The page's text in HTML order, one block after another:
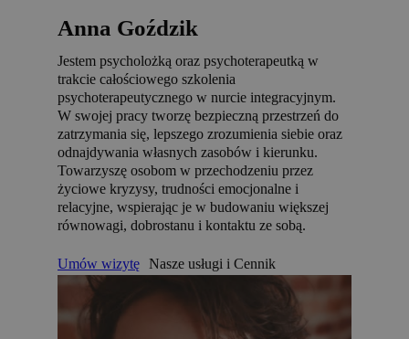
Anna Goździk
Jestem psycholożką oraz psychoterapeutką w
trakcie całościowego szkolenia
psychoterapeutycznego w nurcie integracyjnym.
W swojej pracy tworzę bezpieczną przestrzeń do
zatrzymania się, lepszego zrozumienia siebie oraz
odnajdywania własnych zasobów i kierunku.
Towarzyszę osobom w przechodzeniu przez
życiowe kryzysy, trudności emocjonalne i
relacyjne, wspierając je w budowaniu większej
równowagi, dobrostanu i kontaktu ze sobą.
Umów wizytę Nasze usługi i Cennik